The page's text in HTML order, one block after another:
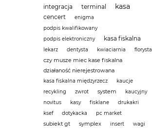
integracja terminal kasa
cencert
enigma
podpis kwalifikowany
podpis elektroniczny
kasa fiskalna
lekarz dentysta kwiaciarnia florysta
czy musze miec kase fiskalna
działaność nierejestrowana
kasa fiskalna międzyrzecz
kaucje
recykling
zwrot system
kaucyjny
novitus
kasy fisklane
drukakri
ksef
dotykacka pc market
subiekt gt symplex insert
wagi